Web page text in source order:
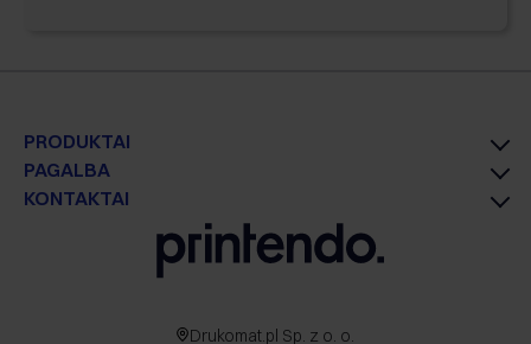
PRODUKTAI
PAGALBA
KONTAKTAI
Drukomat.pl Sp. z o. o.